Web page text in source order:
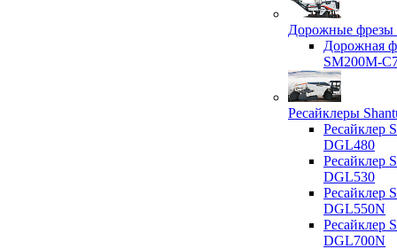
Дорожные фрезы
Дорожная
SM200M-
Ресайклеры
Ресайклер
DGL480
Ресайклер
DGL530
Ресайклер
DGL550N
Ресайклер
DGL700N